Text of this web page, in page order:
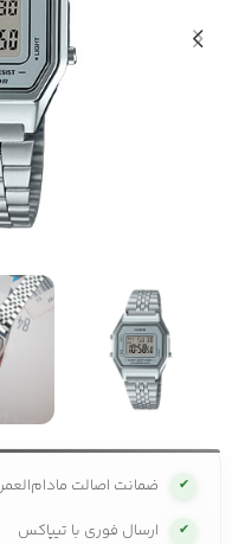
✔ ضمانت اصالت مادام‌العمر
✔ ارسال فوری با تیپاکس